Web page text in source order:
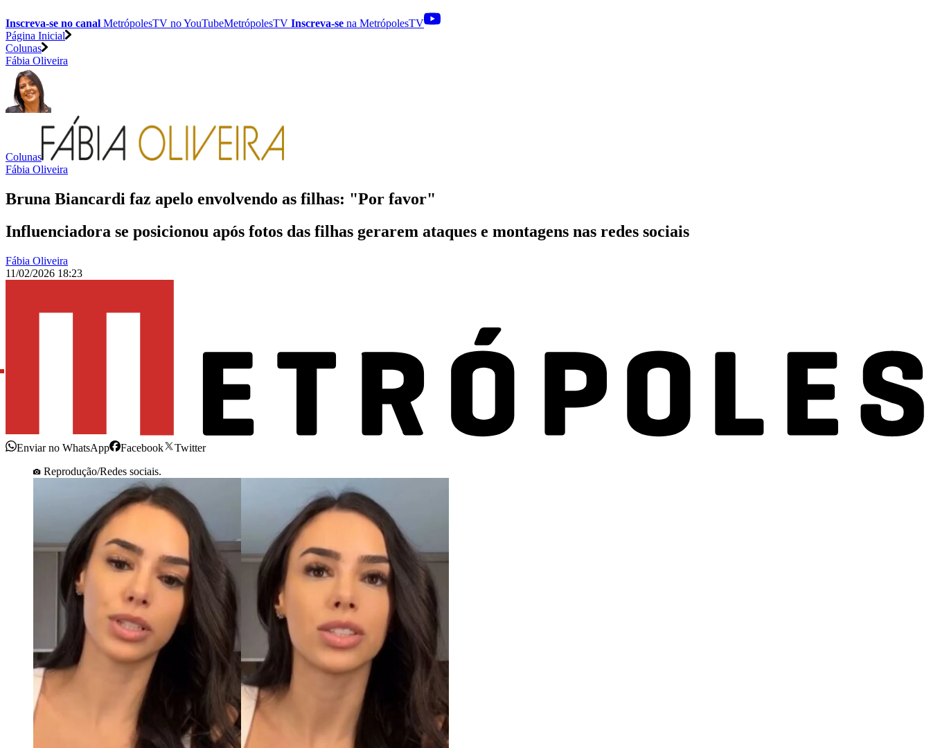
Inscreva-se no canal MetrópolesTV noYouTubeMetrópolesTV Inscreva-se na MetrópolesTV
Página Inicial
Colunas
Fábia Oliveira
Colunas
Fábia Oliveira
Bruna Biancardi faz apelo envolvendo as filhas: "Por favor"
Influenciadora se posicionou após fotos das filhas gerarem ataques e montagens nas redes sociais
Fábia Oliveira
11/02/2026 18:23
Enviar no WhatsApp Facebook
Twitter
Reprodução/Redes sociais.